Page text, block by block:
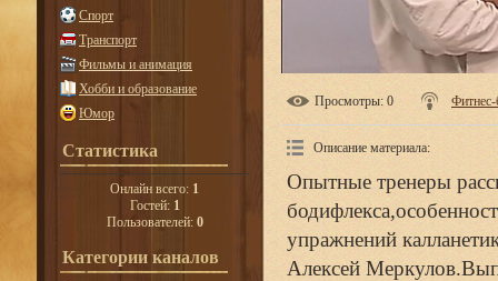
Спорт
Транспорт
Фильмы и анимация
Хобби и образование
Юмор
Статистика
Онлайн всего: 1
Гостей: 1
Пользователей: 0
Категории каналов
Просмотры: 0
Описание материала:
Опытные тренеры
упражнений
Алексей